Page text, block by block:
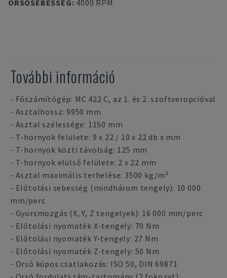
ORSÓSEBESSÉG: 4000 RPM
További információ
- Főszámítógép: MC 422 C, az 1. és 2. szoftveropcióval
- Asztalhossz: 9950 mm
- Asztal szélessége: 1150 mm
- T-hornyok felülete: 9 x 22 / 10 x 22 db x mm
- T-hornyok közti távolság: 125 mm
- T-hornyok elülső felülete: 2 x 22 mm
- Asztal maximális terhelése: 3500 kg/m²
- Előtolási sebesség (mindhárom tengely): 10 000
mm/perc
- Gyorsmozgás (X, Y, Z tengelyek): 16 000 mm/perc
- Előtolási nyomaték X-tengely: 70 Nm
- Előtolási nyomaték Y-tengely: 27 Nm
- Előtolási nyomaték Z-tengely: 50 Nm
- Orsó kúpos csatlakozás: ISO 50, DIN 69871